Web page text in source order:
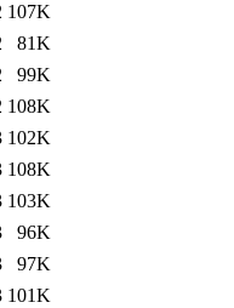
107K
81K
99K
108K
102K
108K
103K
96K
97K
101K